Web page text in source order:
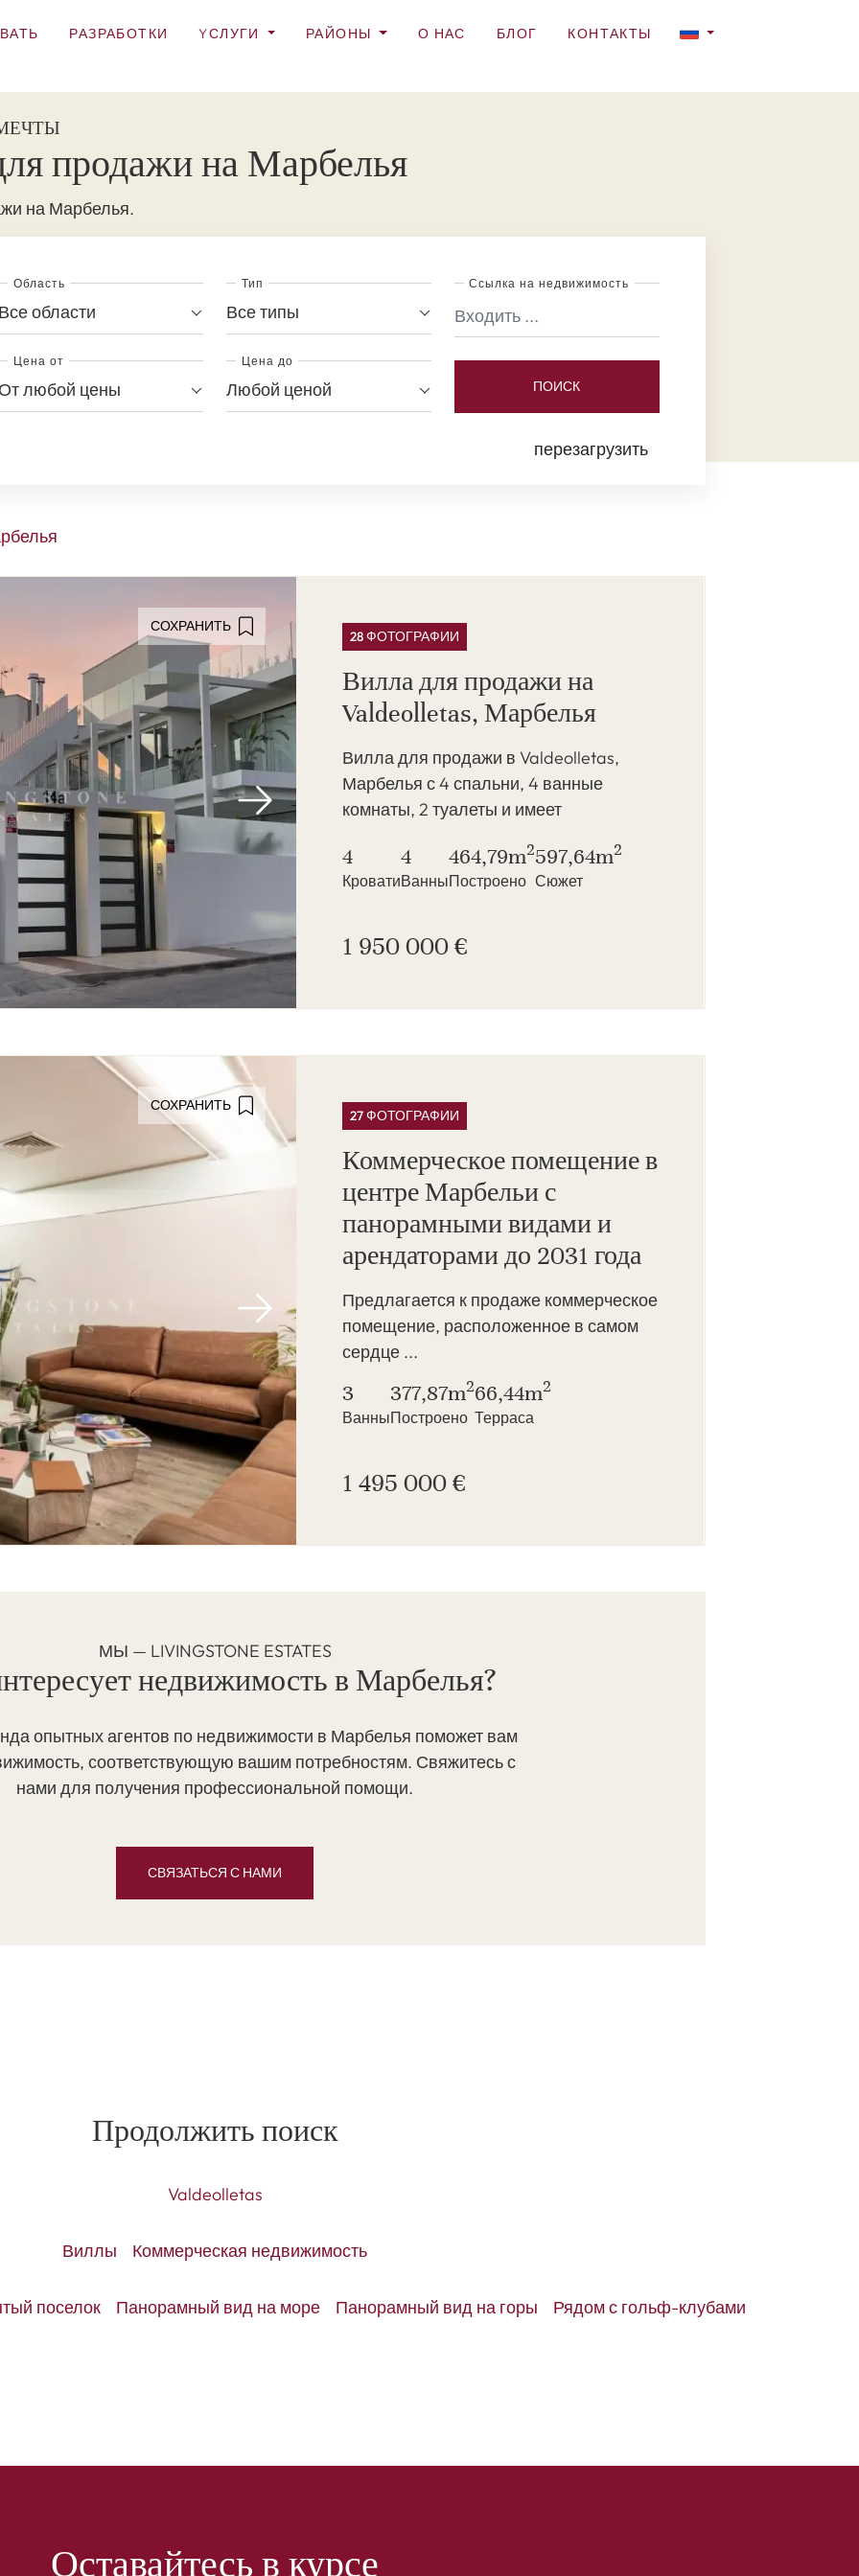
РАЗРАБОТКИ YСЛУГИ РАЙОНЫ О НАС БЛОГ КОНТАКТЫ
продажи на Марбелья
на Марбелья.
Область
области
Тип
Все типы
Ссылка на недвижимость
Цена от
любой цены
Цена до
Любой ценой ПОИСК
перезагрузить
СОХРАНИТЬ
28 ФОТОГРАФИИ
Вилла для продажи на
Valdeolletas, Марбелья
Вилла для продажи в Valdeolletas,
Марбелья с 4 спальни, 4 ванные
комнаты, 2 туалеты и имеет
4
Кровати
4
Ванны
464,79m2
Построено
597,64m2
Сюжет
1 950 000 €
СОХРАНИТЬ
27 ФОТОГРАФИИ
Коммерческое помещение в
центре Марбельи с
панорамными видами и
арендаторами до 2031 года
Предлагается к продаже коммерческое
помещение, расположенное в самом
сердце ...
3
Ванны
377,87m2
Построено
66,44m2
Терраса
1 495 000 €
МЫ — LIVINGSTONE ESTATES
недвижимость в Марбелья?
опытных агентов по недвижимости в Марбелья поможет вам
соответствующую вашим потребностям. Свяжитесь с
нами для получения профессиональной помощи.
СВЯЗАТЬСЯ С НАМИ
Продолжить поиск
Valdeolletas
Виллы Коммерческая недвижимость
поселок Панорамный вид на море Панорамный вид на горы Рядом с гольф-клубами
Оставайтесь в курсе